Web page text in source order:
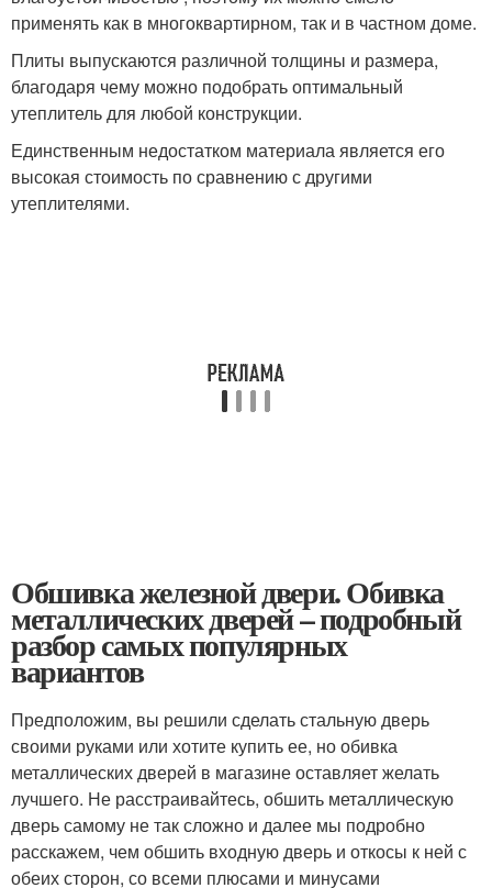
применять как в многоквартирном, так и в частном доме.
Плиты выпускаются различной толщины и размера,
благодаря чему можно подобрать оптимальный
утеплитель для любой конструкции.
Единственным недостатком материала является его
высокая стоимость по сравнению с другими
утеплителями.
Обшивка железной двери. Обивка
металлических дверей – подробный
разбор самых популярных
вариантов
Предположим, вы решили сделать стальную дверь
своими руками или хотите купить ее, но обивка
металлических дверей в магазине оставляет желать
лучшего. Не расстраивайтесь, обшить металлическую
дверь самому не так сложно и далее мы подробно
расскажем, чем обшить входную дверь и откосы к ней с
обеих сторон, со всеми плюсами и минусами